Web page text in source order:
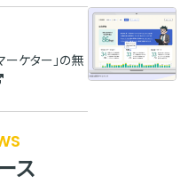
ケター」の無
ス